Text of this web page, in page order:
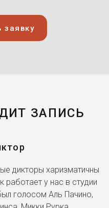
заявку
ЗАПИСЬ
дикторы харизматичны
работает у нас в студии
голосом Аль Пачино,